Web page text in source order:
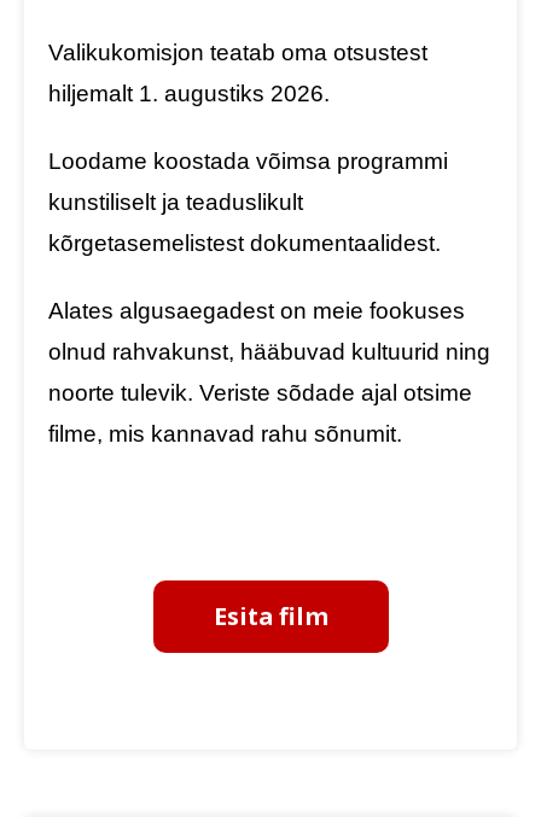
Valikukomisjon teatab oma otsustest
hiljemalt 1. augustiks 2026.
Loodame koostada võimsa programmi
kunstiliselt ja teaduslikult
kõrgetasemelistest dokumentaalidest.
Alates algusaegadest on meie fookuses
olnud rahvakunst, hääbuvad kultuurid ning
noorte tulevik. Veriste sõdade ajal otsime
filme, mis kannavad rahu sõnumit.
Esita film